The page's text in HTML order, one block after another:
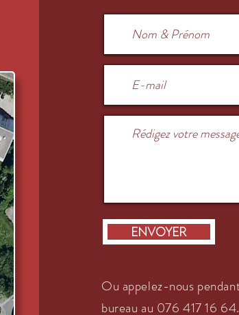
Envoyer
Ou appelez-nous
bureau au 076 417 16 64.